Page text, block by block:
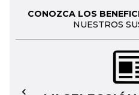
CONOZCA LOS
NUESTROS